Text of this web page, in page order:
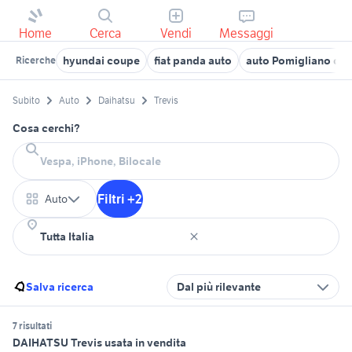
Home Cerca Vendi Messaggi
Ricerche hyundai coupe fiat panda auto auto Pomigliano
Subito Auto Daihatsu Trevis
Cosa cerchi?
Auto Filtri +2
Salva ricerca Dal più rilevante
7 risultati
DAIHATSU Trevis usata in vendita